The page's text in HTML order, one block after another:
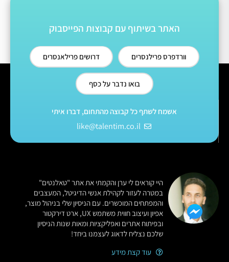
האתר בשיתוף עם קבוצות הפייסבוק
וורדפרס פרילנסרים דרושים פרילאנסרים
בואו נדבר על כסף
אשמח לשתף כל קבוצה מהתחום, דברו איתי
like@talentim.co.il
היי קוראים לי ערן והקמתי את אתר "טאלנטים"
במטרה לעזור לקהילת אנשי הדיגיטל, המעצבים
והמפתחים המוכשרים. עם הניסיון שלי בניהול מוצר,
אפיון ועיצוב חווית משתמש UX, ארט דירקטור
ובפיתוח אתרים ואפליקציות ומאות שנות הניסיון
שלכם נצליח לדאוג לעצמנו ביחד!
עוד קצת מידע